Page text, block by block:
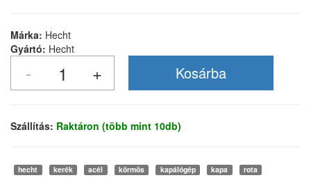
Márka: Hecht
Gyártó: Hecht
Szállítás: Raktáron (több mint 10db)
hecht kerék acél körmös kapálógép kapa
rota